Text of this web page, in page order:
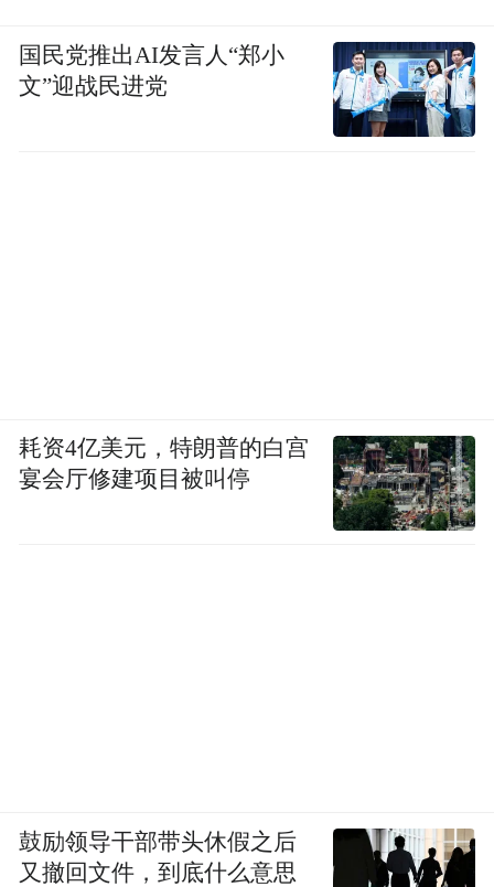
国民党推出AI发言人“郑小
文”迎战民进党
耗资4亿美元，特朗普的白宫
宴会厅修建项目被叫停
鼓励领导干部带头休假之后
又撤回文件，到底什么意思